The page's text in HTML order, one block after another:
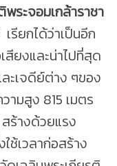
ระจอมเกล้าราชา
เรียกได้ว่าเป็นอีก
ยงและน่าไปที่สุด
ะเจดีย์ต่าง ๆของ
ามสูง 815 เมตร
ร้างด้วยแรง
ช้เวลาก่อสร้าง